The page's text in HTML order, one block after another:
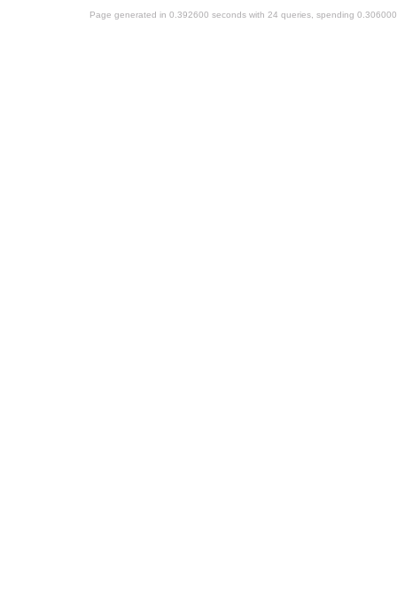
Page generated in 0.392600 seconds with 24 queries, spending